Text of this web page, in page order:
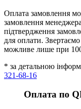
Оплата замовлення
замовлення
підтвердження
для оплати.
можливе лише при
* за детальною
321-68-16
Оплата по